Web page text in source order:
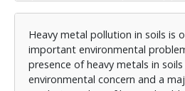
φυτοϋδραυλικός έλεγχος. Αυτά
φυτοαποκατάστασης
μελέτη.
Heavy metal pollution in soils is
important environmental
presence of heavy metals in
environmental concern and a